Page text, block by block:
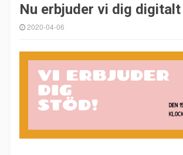
Nu erbjuder vi dig
2020-04-06